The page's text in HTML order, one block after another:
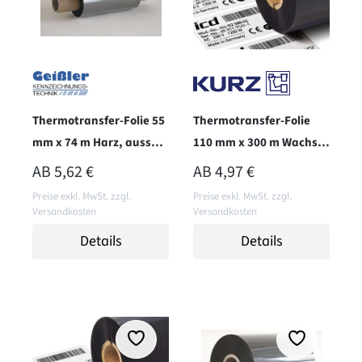
Thermotransfer-Folie 55
mm x 74 m Harz, aussen,
RESIST
REGULÄRER PREIS:
AB5,62 €
Preise exkl. MwSt. zzgl.
Versandkosten
Details
Thermotransfer-Folie
110 mm x 300 m Wachs+,
aussen, K101N
REGULÄRER PREIS:
AB4,97 €
Preise exkl. MwSt. zzgl.
Versandkosten
Details